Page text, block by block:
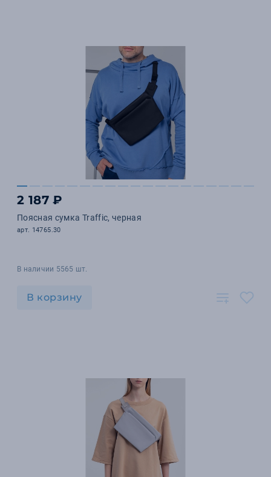
2 187 ₽
Поясная сумка Traffic, черная
арт. 14765.30
В наличии 5565 шт.
В корзину